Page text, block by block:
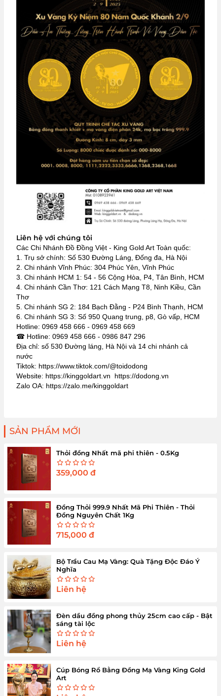
Liên hệ với chúng tôi
Các Chi Nhánh Đồ Đồng Việt - King Gold Art Toàn quốc:
1. Trụ sở chính: Số 530 Đường Láng, Đống đa, Hà Nội
2. Chi nhánh Vĩnh Phúc: 304 Phúc Yên, Vĩnh Phúc
3. Chi nhánh HCM 1: 54 - 56 Cộng Hòa, P4, Tân Bình, HCM
4. Chi nhánh Cần Thơ: 121 Cách Mạng T8, Ninh Kiều, Cần
Thơ
5. Chi nhánh SG 2: 184 Bạch Đằng - P24 Bình Thạnh, HCM
6. Chi nhánh SG 3: Số 950 Quang trung, p8, Gò vấp, HCM
Hotline: 0969 458 666 - 0969 458 669
☎ Hotline: 0969 458 666 - 0986 847 296
Địa chỉ: số 530 Đường láng, Hà Nội và 14 chi nhánh cả
nước
Tiktok: https://www.tiktok.com/@toidodong
Website: https://kinggoldart.vn https://dodong.vn
Zalo OA: https://zalo.me/kinggoldart
SẢN PHẨM MỚI
Thỏi đồng Nhất mã phi thiên - 0.5Kg
359,000 đ
Đồng Thỏi 999.9 Nhất Mã Phi Thiên - Thỏi
Đồng Nguyên Chất 1Kg
715,000 đ
Bộ Trầu Cau Mạ Vàng: Quà Tặng Độc Đáo Ý
Nghĩa
Liên hệ
Đèn dầu đồng phong thủy 25cm cao cấp - Bật
sáng tài lộc
Liên hệ
Cúp Bóng Rổ Bằng Đồng Mạ Vàng King Gold
Art